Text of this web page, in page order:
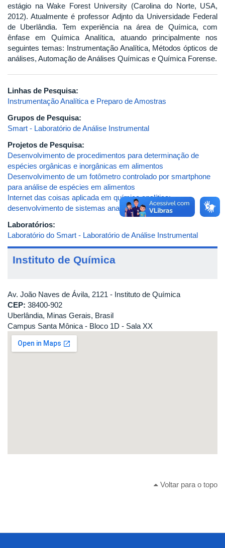
estágio na Wake Forest University (Carolina do Norte, USA,
2012). Atualmente é professor Adjnto da Universidade Federal
de Uberlândia. Tem experiência na área de Química, com
ênfase em Química Analítica, atuando principalmente nos
seguintes temas: Instrumentação Analítica, Métodos ópticos de
análises, Automação de Análises Químicas e Química Forense.
Linhas de Pesquisa:
Instrumentação Analítica e Preparo de Amostras
Grupos de Pesquisa:
Smart - Laboratório de Análise Instrumental
Projetos de Pesquisa:
Desenvolvimento de procedimentos para determinação de
espécies orgânicas e inorgânicas em alimentos
Desenvolvimento de um fotômetro controlado por smartphone
para análise de espécies em alimentos
Internet das coisas aplicada em química analítica:
desenvolvimento de sistemas analíticos portáteis
Laboratórios:
Laboratório do Smart - Laboratório de Análise Instrumental
Instituto de Química
Av. João Naves de Ávila, 2121 - Instituto de Química
CEP: 38400-902
Uberlândia, Minas Gerais, Brasil
Campus Santa Mônica - Bloco 1D - Sala XX
Voltar para o topo